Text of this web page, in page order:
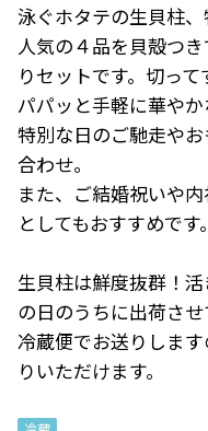
泳ぐホタテの生貝柱、
人気の４品を貝殻つ
りセットです。切っ
パパッと手軽に華やか
特別な日のご馳走や
合わせ。
また、ご結婚祝いや
としてもおすすめです。
生貝柱は鮮度抜群！
の日のうちに出荷させ
冷蔵便でお送りしま
りいただけます。